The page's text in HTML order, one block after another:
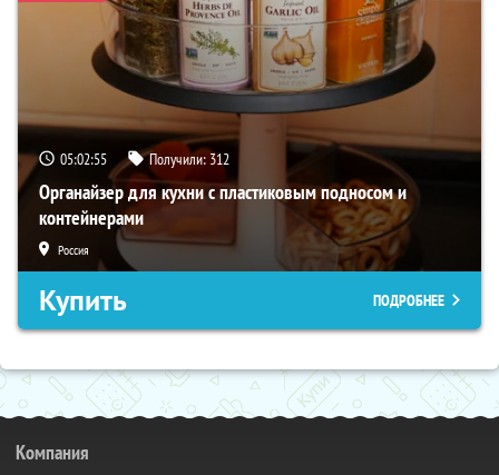
05:02:54 Получили: 312
Органайзер для кухни с пластиковым подносом и
контейнерами
Россия
Купить ПОДРОБНЕЕ
Компания